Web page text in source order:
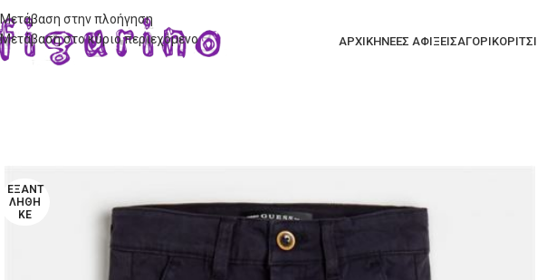
Μετάβαση στην πλοήγηση
Μετάβαση στο κύριο περιεχόμενο
ΑΡΧΙΚΗΝΕΕΣ ΑΦΙΞΕΙΣΑΓΟΡΙΚΟΡΙΤΣΙ
ΕΞΑΝΤ
ΛΉΘΗ
ΚΕ